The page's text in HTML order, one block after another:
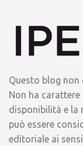
Questo blog non
Non ha
disponibilità e la
può essere
editoriale ai sensi